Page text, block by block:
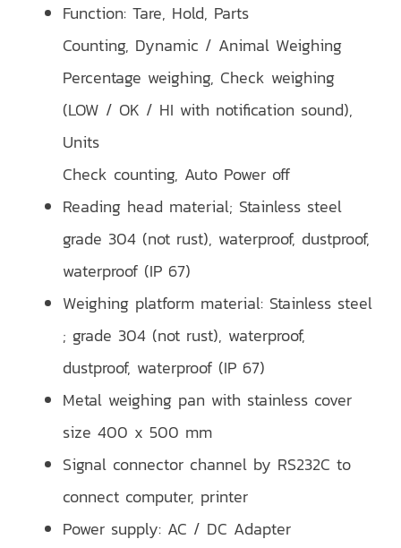
Function: Tare, Hold, Parts
Counting, Dynamic / Animal Weighing
Percentage weighing, Check weighing
(LOW / OK / HI with notification sound),
Units
Check counting, Auto Power off
Reading head material; Stainless steel
grade 304 (not rust), waterproof, dustproof,
waterproof (IP 67)
Weighing platform material: Stainless steel
; grade 304 (not rust), waterproof,
dustproof, waterproof (IP 67)
Metal weighing pan with stainless cover
size 400 x 500 mm
Signal connector channel by RS232C to
connect computer, printer
Power supply: AC / DC Adapter